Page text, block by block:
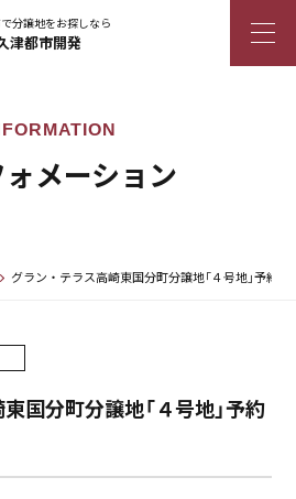
分譲地をお探しなら
津都市開発
メーション
グラン・テラス高崎東国分町分譲地「４号地」予約
国分町分譲地「４号地」予約